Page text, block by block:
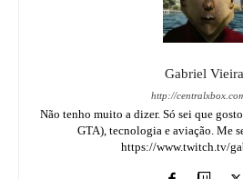
Gabriel Vieira
http://
Não tenho muito a dizer. Só sei que
GTA), tecnologia e aviação. Me
https://www.twitch.tv/